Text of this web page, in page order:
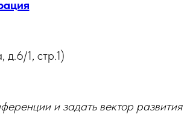
1, стр.1)
и задать вектор развития